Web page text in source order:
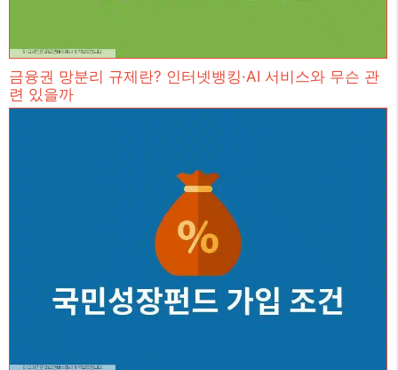
금융권 망분리 규제란? 인터넷뱅킹·AI 서비스와 무슨 관
련 있을까